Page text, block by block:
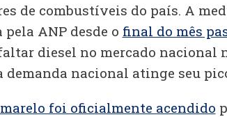
de combustíveis do país. A
pela ANP desde o final do mês
diesel no mercado nacional
demanda nacional atinge seu
foi oficialmente acendido